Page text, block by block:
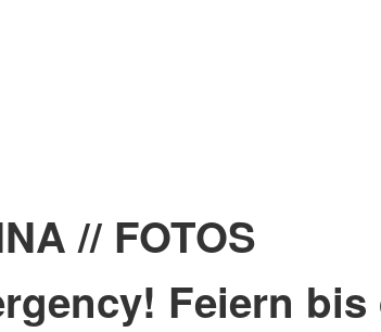
//FOTOS
Feiern